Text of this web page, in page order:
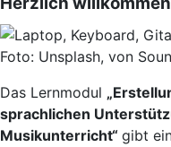
Foto: Unsplash, von
Das Lernmodul
sprachlichen
Musikunterricht“ gibt